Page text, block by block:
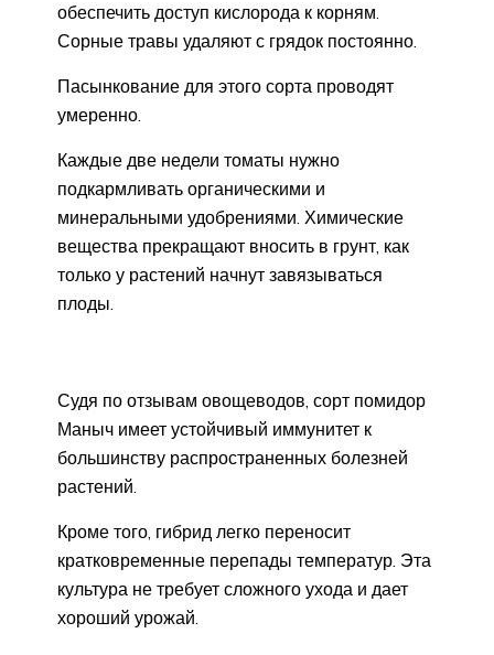
обеспечить доступ кислорода к корням.
Сорные травы удаляют с грядок постоянно.
Пасынкование для этого сорта проводят
умеренно.
Каждые две недели томаты нужно
подкармливать органическими и
минеральными удобрениями. Химические
вещества прекращают вносить в грунт, как
только у растений начнут завязываться
плоды.
Судя по отзывам овощеводов, сорт помидор
Маныч имеет устойчивый иммунитет к
большинству распространенных болезней
растений.
Кроме того, гибрид легко переносит
кратковременные перепады температур. Эта
культура не требует сложного ухода и дает
хороший урожай.